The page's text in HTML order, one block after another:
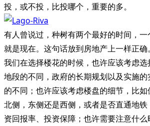
投，或不投，比投哪个，重要的多。
有人曾说过，种树有两个最好的时间，
就是现在。这句话放到房地产上一样正确。
我们在选择楼花的时候，也许应该考虑
地段的不同，政府的长期规划以及实施
的不同；也许应该考虑楼盘的细节，比
北侧，东侧还是西侧，或者是否直通地
资回报率、投资保障；也许需要注意什